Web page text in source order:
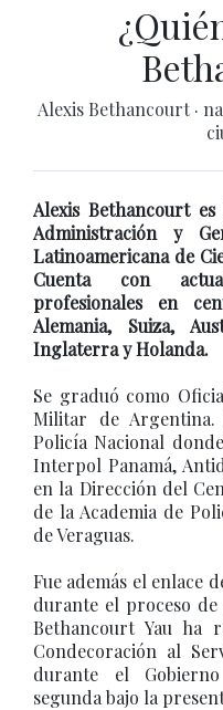
Alexis Bethancourt ·
Alexis Bethancourt
Administración y
Latinoamericana de
Cuenta con
profesionales en
Alemania, Suiza,
Inglaterra y Holanda.
Se graduó como
Militar de
Policía Nacional
Interpol Panamá,
en la Dirección del
de la Academia de
de Veraguas.
Fue además el enlace
durante el proceso
Bethancourt Yau ha
Condecoración al
durante el
segunda bajo la